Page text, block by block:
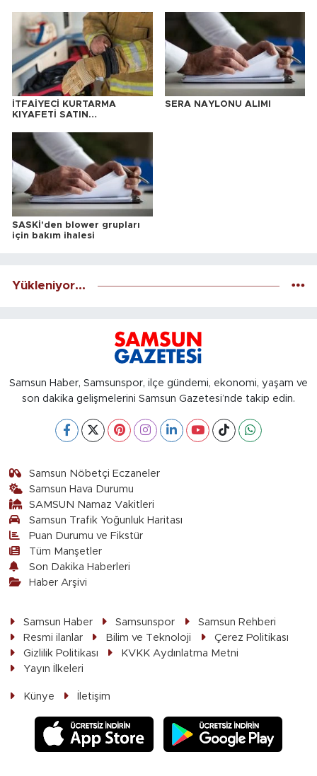
İTFAİYECİ KURTARMA
KIYAFETİ SATIN
SERA NAYLONU ALIMI
SASKİ'den blower grupları
için bakım ihalesi
Yükleniyor...
Samsun Haber, Samsunspor, ilçe gündemi, ekonomi, yaşam ve
son dakika gelişmelerini Samsun Gazetesi’nde takip edin.
Samsun Nöbetçi Eczaneler
Samsun Hava Durumu
SAMSUN Namaz Vakitleri
Samsun Trafik Yoğunluk Haritası
Puan Durumu ve Fikstür
Tüm Manşetler
Son Dakika Haberleri
Haber Arşivi
Samsun Haber Samsunspor
Samsun Rehberi
Resmi ilanlar
Bilim ve Teknoloji
Çerez Politikası
Gizlilik Politikası
KVKK Aydınlatma Metni
Yayın İlkeleri
Künye İletişim